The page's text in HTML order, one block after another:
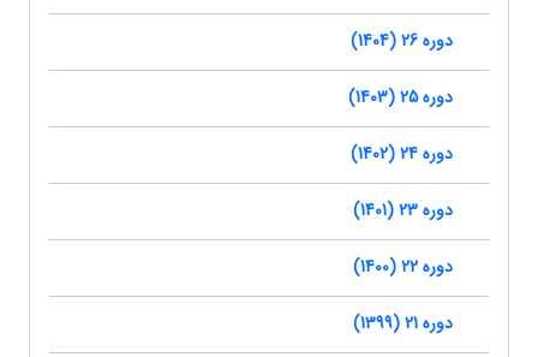
دوره 26 (1404)
دوره 25 (1403)
دوره 24 (1402)
دوره 23 (1401)
دوره 22 (1400)
دوره 21 (1399)